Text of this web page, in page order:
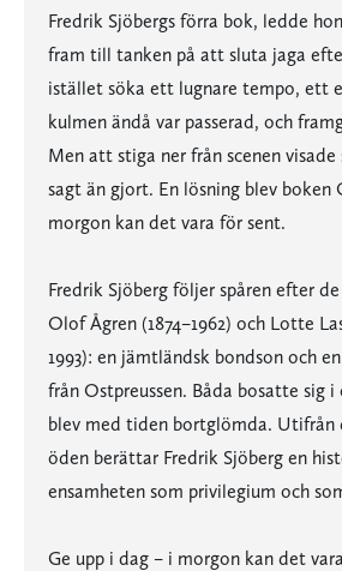
Fredrik Sjöbergs förra bok, ledde
fram till tanken på att sluta jaga
istället söka ett lugnare tempo, ett
kulmen ändå var passerad, och
Men att stiga ner från scenen
sagt än gjort. En lösning blev boken
morgon kan det vara för sent.
Fredrik Sjöberg följer spåren efter
Olof Ågren (1874–1962) och Lotte
1993): en jämtländsk bondson och
från Ostpreussen. Båda bosatte sig
blev med tiden bortglömda. Utifrån
öden berättar Fredrik Sjöberg en
ensamheten som privilegium och
Ge upp i dag – i morgon kan det